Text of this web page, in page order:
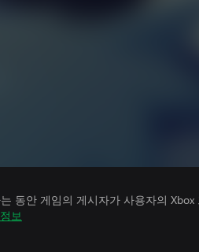
동안 게임의 게시자가 사용자의 Xbox
보